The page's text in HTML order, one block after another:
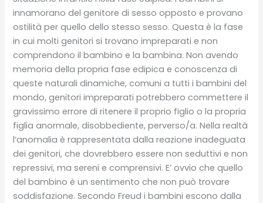
innamorano del genitore di sesso opposto e provano
ostilità per quello dello stesso sesso. Questa è la fase
in cui molti genitori si trovano impreparati e non
comprendono il bambino e la bambina. Non avendo
memoria della propria fase edipica e conoscenza di
queste naturali dinamiche, comuni a tutti i bambini del
mondo, genitori impreparati potrebbero commettere il
gravissimo errore di ritenere il proprio figlio o la propria
figlia anormale, disobbediente, perverso/a. Nella realtà
l’anomalia è rappresentata dalla reazione inadeguata
dei genitori, che dovrebbero essere non seduttivi e non
repressivi, ma sereni e comprensivi. E’ ovvio che quello
del bambino è un sentimento che non può trovare
soddisfazione. Secondo Freud i bambini escono dalla